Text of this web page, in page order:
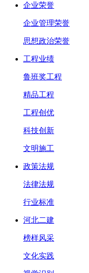
企业荣誉
企业管理荣誉
思想政治荣誉
工程业绩
鲁班奖工程
精品工程
工程创优
科技创新
文明施工
政策法规
法律法规
行业标准
河北二建
榜样风采
文化实践